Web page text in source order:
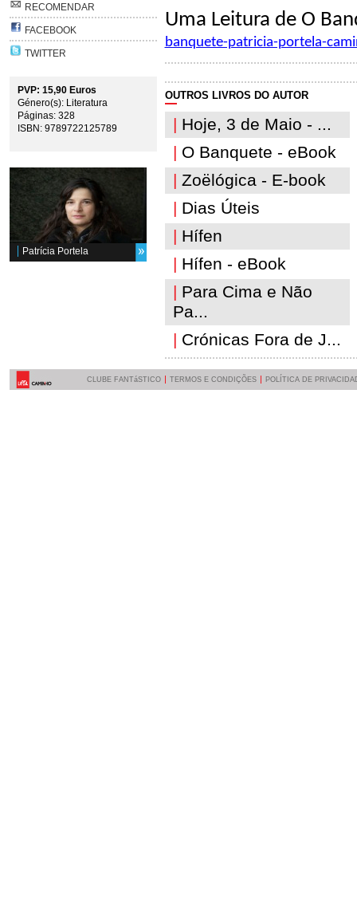
RECOMENDAR
FACEBOOK
TWITTER
PVP: 15,90 Euros
Género(s): Literatura
Páginas: 328
ISBN: 9789722125789
Patrícia Portela
Uma Leitura de O
banquete-patricia-portela-
OUTROS LIVROS DO AUTOR
| Hoje, 3 de Maio - ...
| O Banquete - eBook
| Zoëlógica - E-book
| Dias Úteis
| Hífen
| Hífen - eBook
| Para Cima e Não
Pa...
| Crónicas Fora de J...
CLUBE FANTáSTICO TERMOS E CONDIÇÕES POLÍTICA DE